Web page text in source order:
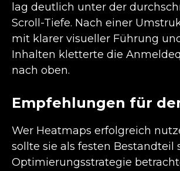
lag deutlich unter der
Scroll-Tiefe. Nach einer
mit klarer visueller Führung
Inhalten kletterte die
nach oben.
Empfehlungen für
Wer Heatmaps erfolgreich
sollte sie als festen Bestandteil
Optimierungsstrategie